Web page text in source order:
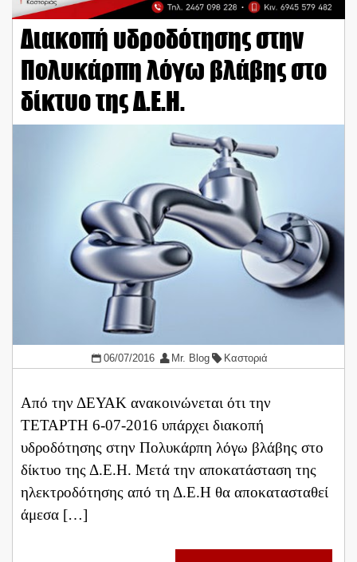
Διακοπή υδροδότησης στην
Πολυκάρπη λόγω βλάβης στο
δίκτυο της Δ.Ε.Η.
06/07/2016 Mr. Blog Καστοριά
Από την ΔΕΥΑΚ ανακοινώνεται ότι την
ΤΕΤΑΡΤΗ 6-07-2016 υπάρχει διακοπή
υδροδότησης στην Πολυκάρπη λόγω βλάβης στο
δίκτυο της Δ.Ε.Η. Μετά την αποκατάσταση της
ηλεκτροδότησης από τη Δ.Ε.Η θα αποκατασταθεί
άμεσα […]